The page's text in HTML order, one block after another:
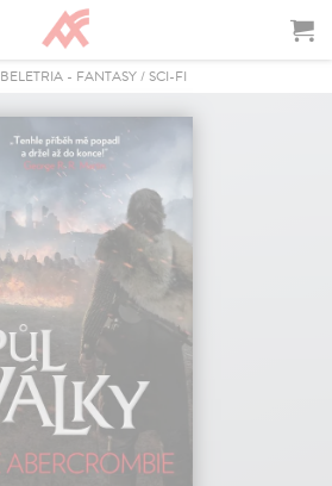
BELETRIA- FANTASY / SCI-FI